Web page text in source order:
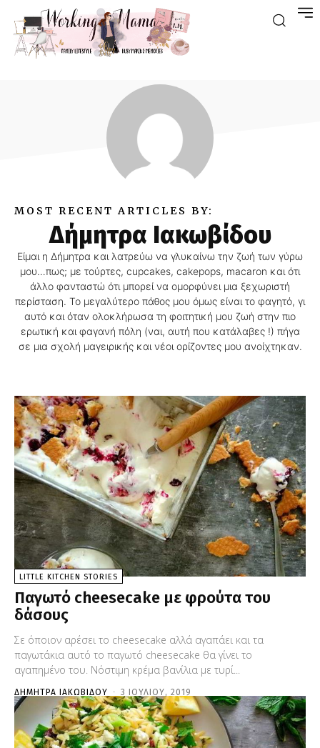
MOST RECENT ARTICLES BY:
Δήμητρα Ιακωβίδου
Είμαι η Δήμητρα και λατρεύω να γλυκαίνω την ζωή των γύρω
μου…πως; με τούρτες, cupcakes, cakepops, macaron και ότι
άλλο φανταστώ ότι μπορεί να ομορφύνει μια ξεχωριστή
περίσταση. Το μεγαλύτερο πάθος μου όμως είναι το φαγητό, γι
αυτό και όταν ολοκλήρωσα τη φοιτητική μου ζωή στην πιο
ερωτική και φαγανή πόλη (ναι, αυτή που κατάλαβες !) πήγα
σε μια σχολή μαγειρικής και νέοι ορίζοντες μου ανοίχτηκαν.
LITTLE KITCHEN STORIES
Παγωτό cheesecake με φρούτα του
δάσους
Σε όποιον αρέσει το cheesecake αλλά αγαπάει και τα
παγωτάκια αυτό το παγωτό cheesecake θα γίνει το
αγαπημένο του. Νόστιμη κρέμα βανίλια με τυρί...
ΔΉΜΗΤΡΑ ΙΑΚΩΒΊΔΟΥ - 3 ΙΟΥΛΊΟΥ, 2019